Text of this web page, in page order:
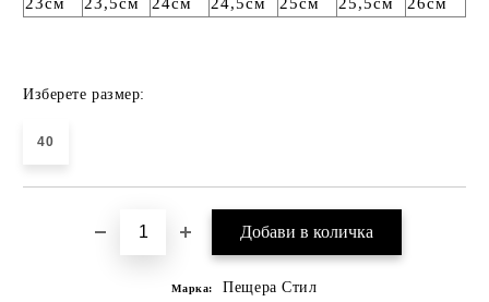
Изберете размер:
40
Марка: Пещера Стил